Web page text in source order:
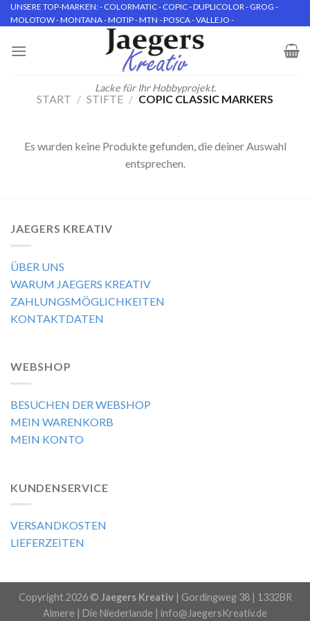
Skip
to
UNSERE TOP-MARKEN: - COLORMATIC - COPIC - DUPLICOLOR - GROG -
MOLOTOW - MONTANA - MOTIP - MTN - POSCA - VALLEJO -
Lacke für Ihr Hobbyprojekt.
START / STIFTE / COPIC CLASSIC MARKERS
Es wurden keine Produkte gefunden, die deiner Auswahl
entsprechen.
JAEGERS KREATIV
ÜBER UNS
WARUM JAEGERS KREATIV
ZAHLUNGSMÖGLICHKEITEN
KONTAKTDATEN
WEBSHOP
BESUCHEN DER WEBSHOP
MEIN WARENKORB
MEIN KONTO
KUNDENSERVICE
VERSANDKOSTEN
LIEFERZEITEN
Copyright 2026 © Jaegers Kreativ| Gordingweg 38 | 1332BR
Almere | Die Niederlande | info@JaegersKreativ.de